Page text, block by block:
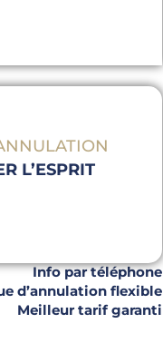
L’ESPRIT
Info par téléphone
d’annulation flexible
Meilleur tarif garanti